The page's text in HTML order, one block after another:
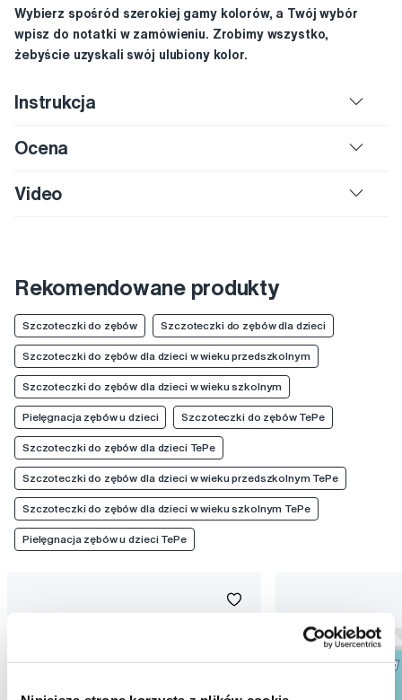
Wybierz spośród szerokiej gamy kolorów, a Twój wybór
wpisz do notatki w zamówieniu. Zrobimy wszystko,
żebyście uzyskali swój ulubiony kolor.
Instrukcja
Ocena
Video
Rekomendowane produkty
Szczoteczki do zębów Szczoteczki do zębów dla dzieci
Szczoteczki do zębów dla dzieci w wieku przedszkolnym
Szczoteczki do zębów dla dzieci w wieku szkolnym
Pielęgnacja zębów u dzieci Szczoteczki do zębów TePe
Szczoteczki do zębów dla dzieci TePe
Szczoteczki do zębów dla dzieci w wieku przedszkolnym TePe
Szczoteczki do zębów dla dzieci w wieku szkolnym TePe
Pielęgnacja zębów u dzieci TePe